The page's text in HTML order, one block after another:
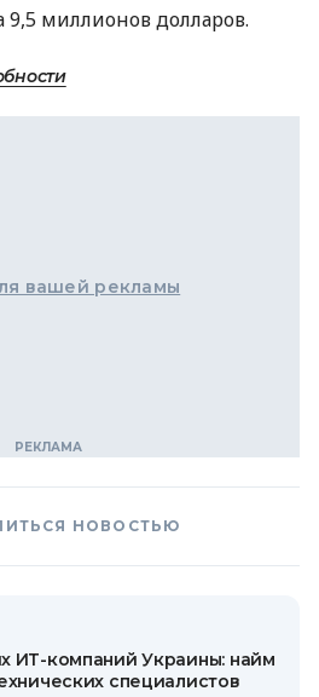
миллионов долларов.
вашей рекламы
НОВОСТЬЮ
ИТ-компаний Украины: найм
специалистов